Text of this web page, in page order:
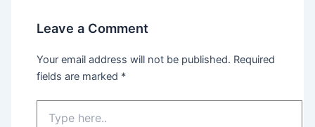
Leave a Comment
Your email address will not be published. Required
fields are marked *
here..